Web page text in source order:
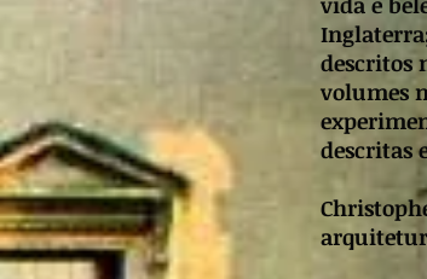
descritos
volumes
descritas